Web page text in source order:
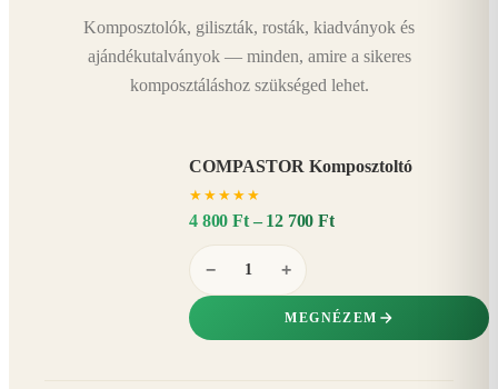
Komposztolók, giliszták, rosták, kiadványok és
ajándékutalványok — minden, amire a sikeres
komposztáláshoz szükséged lehet.
COMPASTOR Komposztoltó
★ ★ ★ ★ ★
4 800 Ft – 12 700 Ft
− +
MEGNÉZEM